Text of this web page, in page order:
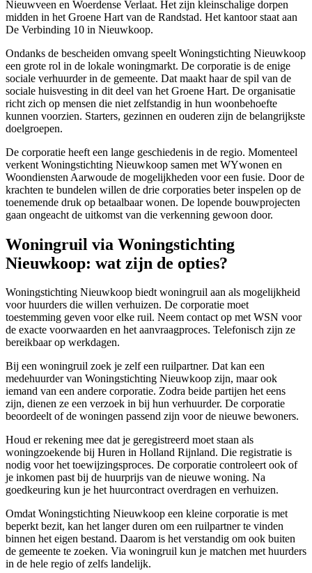
Nieuwveen en Woerdense Verlaat. Het zijn kleinschalige dorpen
midden in het Groene Hart van de Randstad. Het kantoor staat aan
De Verbinding 10 in Nieuwkoop.
Ondanks de bescheiden omvang speelt Woningstichting Nieuwkoop
een grote rol in de lokale woningmarkt. De corporatie is de enige
sociale verhuurder in de gemeente. Dat maakt haar de spil van de
sociale huisvesting in dit deel van het Groene Hart. De organisatie
richt zich op mensen die niet zelfstandig in hun woonbehoefte
kunnen voorzien. Starters, gezinnen en ouderen zijn de belangrijkste
doelgroepen.
De corporatie heeft een lange geschiedenis in de regio. Momenteel
verkent Woningstichting Nieuwkoop samen met WYwonen en
Woondiensten Aarwoude de mogelijkheden voor een fusie. Door de
krachten te bundelen willen de drie corporaties beter inspelen op de
toenemende druk op betaalbaar wonen. De lopende bouwprojecten
gaan ongeacht de uitkomst van die verkenning gewoon door.
Woningruil via Woningstichting
Nieuwkoop: wat zijn de opties?
Woningstichting Nieuwkoop biedt woningruil aan als mogelijkheid
voor huurders die willen verhuizen. De corporatie moet
toestemming geven voor elke ruil. Neem contact op met WSN voor
de exacte voorwaarden en het aanvraagproces. Telefonisch zijn ze
bereikbaar op werkdagen.
Bij een woningruil zoek je zelf een ruilpartner. Dat kan een
medehuurder van Woningstichting Nieuwkoop zijn, maar ook
iemand van een andere corporatie. Zodra beide partijen het eens
zijn, dienen ze een verzoek in bij hun verhuurder. De corporatie
beoordeelt of de woningen passend zijn voor de nieuwe bewoners.
Houd er rekening mee dat je geregistreerd moet staan als
woningzoekende bij Huren in Holland Rijnland. Die registratie is
nodig voor het toewijzingsproces. De corporatie controleert ook of
je inkomen past bij de huurprijs van de nieuwe woning. Na
goedkeuring kun je het huurcontract overdragen en verhuizen.
Omdat Woningstichting Nieuwkoop een kleine corporatie is met
beperkt bezit, kan het langer duren om een ruilpartner te vinden
binnen het eigen bestand. Daarom is het verstandig om ook buiten
de gemeente te zoeken. Via woningruil kun je matchen met huurders
in de hele regio of zelfs landelijk.